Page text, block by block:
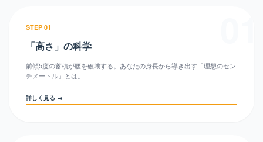
STEP 01
「高さ」の科学
前傾5度の蓄積が腰を破壊する。あなたの身長から導き出す「理想のセン
チメートル」とは。
詳しく見る →